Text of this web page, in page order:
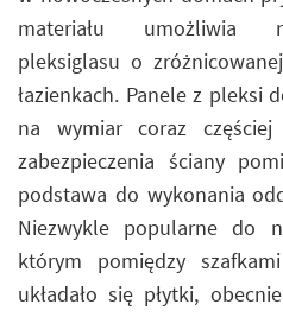
materiału umożliwia
pleksiglasu o
łazienkach. Panele z pleksi
na wymiar coraz
zabezpieczenia ściany
podstawa do wykonania
Niezwykle popularne do
którym pomiędzy
układało się płytki,